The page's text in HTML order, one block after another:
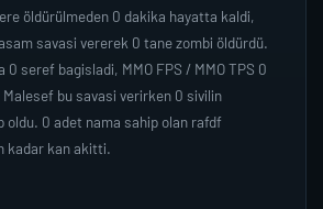
öldürülmeden 0 dakika hayatta kaldi,
savasi vererek 0 tane zombi öldürdü.
0 seref bagisladi, MMO FPS / MMO TPS 0
bu savasi verirken 0 sivilin
oldu. 0 adet nama sahip olan rafdf
kadar kan akitti.